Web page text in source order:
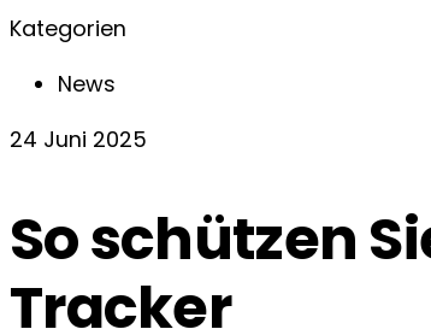
Kategorien
News
24 Juni 2025
So schützen
Tracker